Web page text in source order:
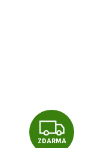
Z
ZDARMA